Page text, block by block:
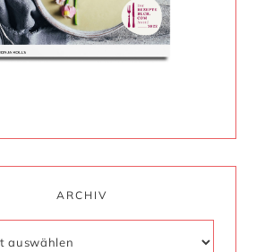
ARCHIV